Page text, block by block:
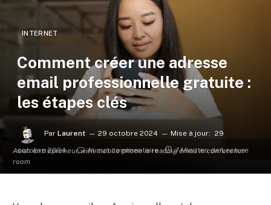
Asian entrepreneur with mobile phone is reading email in conference
room
INTERNET
Comment créer une adresse
email professionnelle gratuite :
les étapes clés
Par Laurent 29 octobre 2024 Mise à jour: 29
octobre 2024
Aucun commentaire 7 Minutes de Lecture